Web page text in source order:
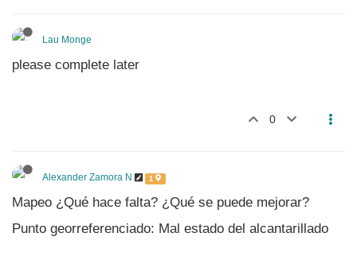
Lau Monge
please complete later
0
Alexander Zamora N 1
Mapeo ¿Qué hace falta? ¿Qué se puede mejorar?
Punto georreferenciado: Mal estado del alcantarillado